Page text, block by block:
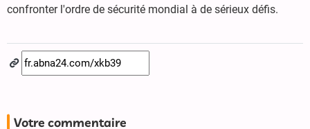
confronter l'ordre de sécurité mondial à de sérieux défis.
Votre commentaire